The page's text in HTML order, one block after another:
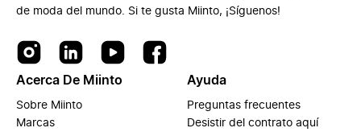
de moda del mundo. Si te gusta Miinto, ¡Síguenos!
Acerca De Miinto
Sobre Miinto
Marcas
Ayuda
Preguntas frecuentes
Desistir del contrato aquí